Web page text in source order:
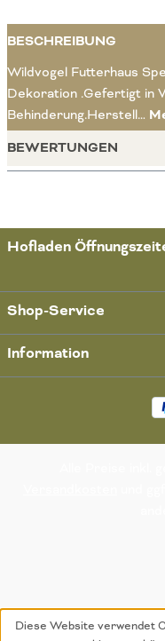
BESCHREIBUNG
Wildvogel Futterhaus
Dekoration .Gefertigt in
Behinderung.Herstell…
BEWERTUNGEN
Hofladen
Shop-Service
Information
Diese Website verwendet